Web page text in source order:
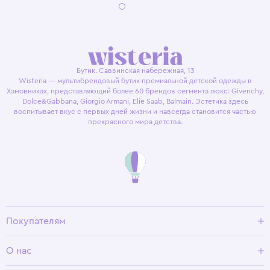
Бутик. Саввинская набережная, 13
Wisteria — мультибрендовый бутик премиальной детской одежды в
Хамовниках, представляющий более 60 брендов сегмента люкс: Givenchy,
Dolce&Gabbana, Giorgio Armani, Elie Saab, Balmain. Эстетика здесь
воспитывает вкус с первых дней жизни и навсегда становится частью
прекрасного мира детства.
Покупателям
Условия возврата
О нас